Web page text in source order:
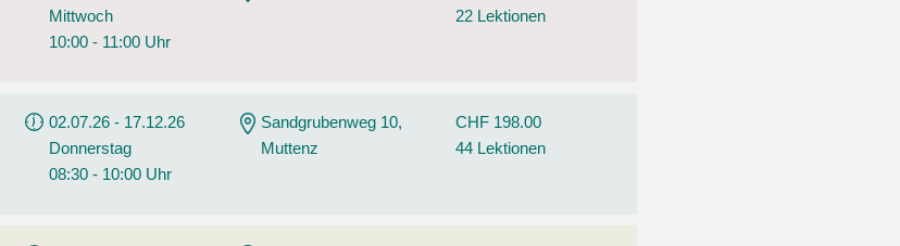
Mittwoch
10:00 - 11:00 Uhr
22 Lektionen
02.07.26 - 17.12.26
Donnerstag
08:30 - 10:00 Uhr
Sandgrubenweg 10,
Muttenz
CHF 198.00
44 Lektionen